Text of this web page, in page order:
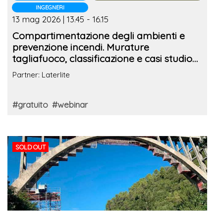
INGEGNERI
13 mag 2026 | 13.45 - 16.15
Compartimentazione degli ambienti e
prevenzione incendi. Murature
tagliafuoco, classificazione e casi studio
reali
Partner: Laterlite
#gratuito #webinar
SOLD OUT